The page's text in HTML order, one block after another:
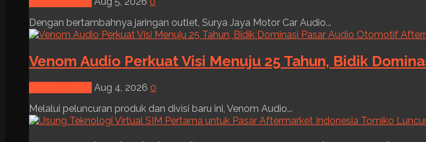
Dengan bertambahnya jaringan outlet, Surya Jaya Motor Car Audio...
Venom Audio Perkuat Visi Menuju 25 Tahun, Bidik
Aug 4, 2026 0
Melalui peluncuran produk dan divisi baru ini, Venom Audio...